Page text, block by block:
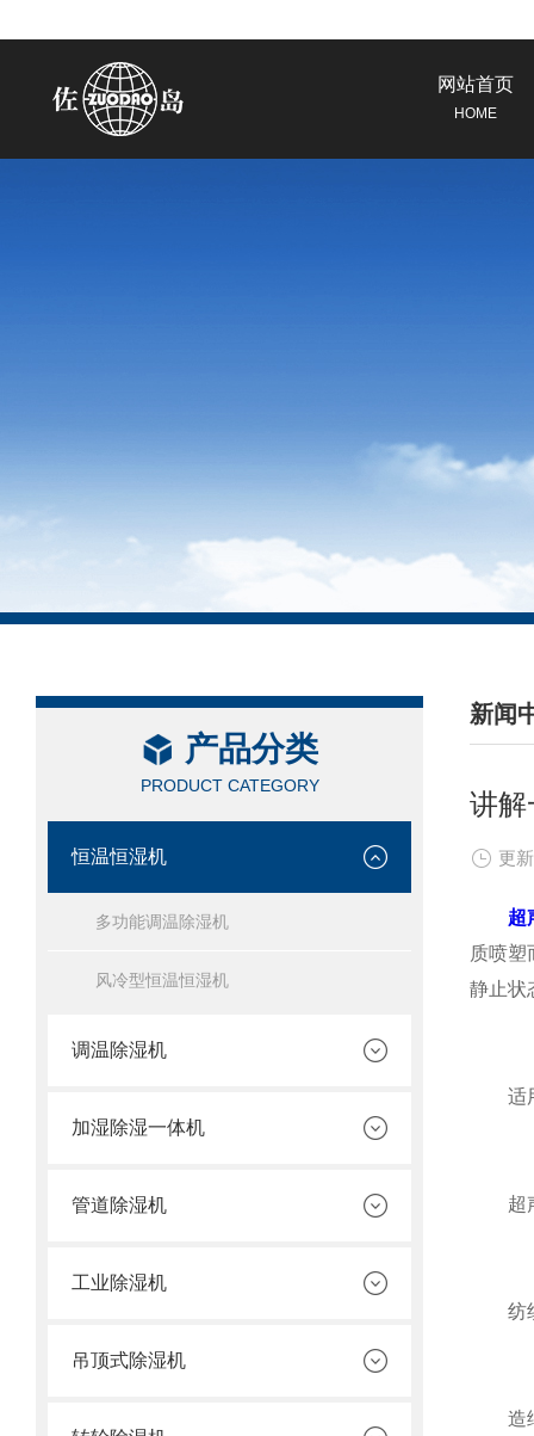
网站首页
HOME
产品分类
PRODUCT CATEGORY
恒温恒湿机
多功能调温除湿机
风冷型恒温恒湿机
调温除湿机
加湿除湿一体机
管道除湿机
工业除湿机
吊顶式除湿机
新闻
/
讲解
更
超
质喷塑
静止状
适用
超声
纺织
造纸